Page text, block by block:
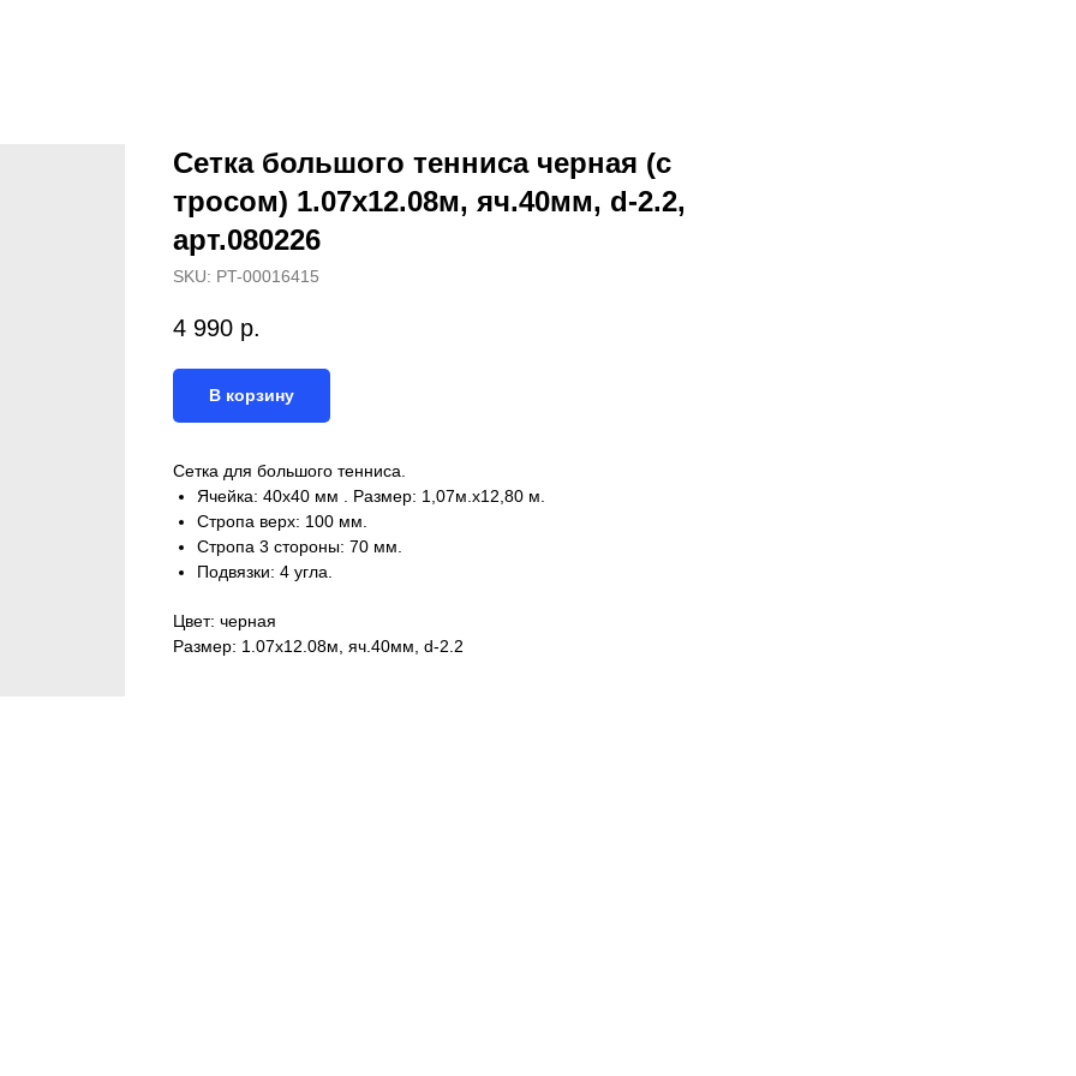
Сетка большого тенниса черная (с
тросом) 1.07х12.08м, яч.40мм, d-2.2,
арт.080226
SKU: PT-00016415
4 990 р.
В корзину
Сетка для большого тенниса.
Ячейка: 40х40 мм . Размер: 1,07м.х12,80 м.
Стропа верх: 100 мм.
Стропа 3 стороны: 70 мм.
Подвязки: 4 угла.
Цвет: черная
Размер: 1.07х12.08м, яч.40мм, d-2.2